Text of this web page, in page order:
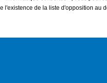
l'existence de la liste d'opposition au